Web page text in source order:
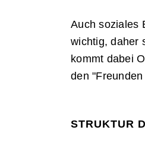
Auch soziales
wichtig, daher
kommt dabei
den
STRUKTUR